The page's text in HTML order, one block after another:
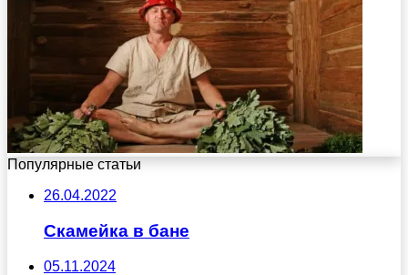
Популярные статьи
26.04.2022
Скамейка в бане
05.11.2024